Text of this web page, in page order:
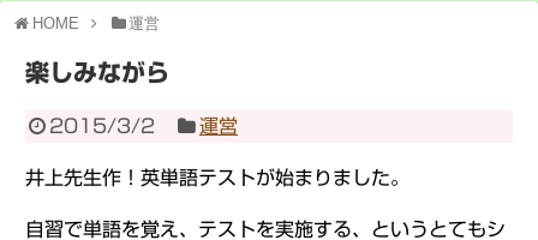
HOME 運営
楽しみながら
2015/3/2 運営
井上先生作！英単語テストが始まりました。
自習で単語を覚え、テストを実施する、というとてもシ